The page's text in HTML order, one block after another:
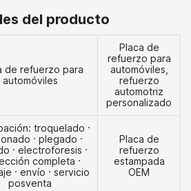
del producto
de refuerzo para
automóviles
Placa de
refuerzo para
automóviles,
refuerzo
automotriz
personalizado
troquelado ·
· plegado ·
· electroforesis ·
completa ·
· envío · servicio
posventa
Placa de
refuerzo
estampada
OEM